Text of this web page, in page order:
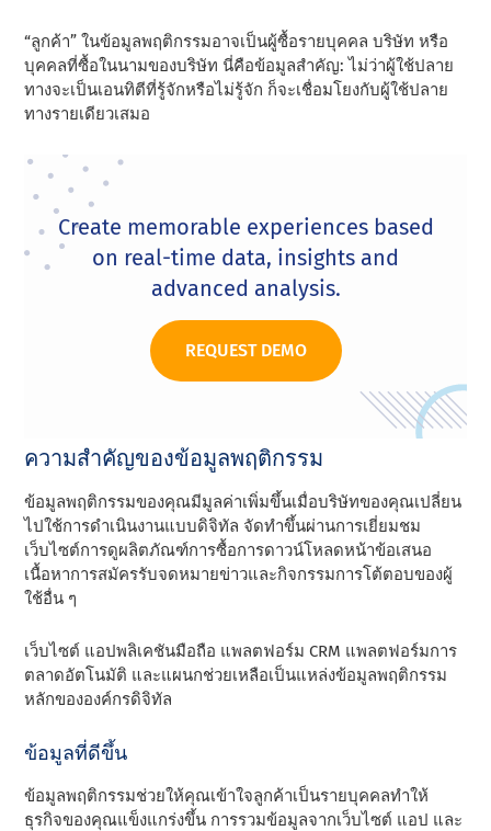
“ลูกค้า” ในข้อมูลพฤติกรรมอาจเป็นผู้ซื้อรายบุคคล บริษัท หรือ
บุคคลที่ซื้อในนามของบริษัท นี่คือข้อมูลสําคัญ: ไม่ว่าผู้ใช้ปลาย
ทางจะเป็นเอนทิตีที่รู้จักหรือไม่รู้จัก ก็จะเชื่อมโยงกับผู้ใช้ปลาย
ทางรายเดียวเสมอ
Create memorable experiences based
on real-time data, insights and
advanced analysis.
REQUEST DEMO
ความสําคัญของข้อมูลพฤติกรรม
ข้อมูลพฤติกรรมของคุณมีมูลค่าเพิ่มขึ้นเมื่อบริษัทของคุณเปลี่ยน
ไปใช้การดําเนินงานแบบดิจิทัล จัดทําขึ้นผ่านการเยี่ยมชม
เว็บไซต์การดูผลิตภัณฑ์การซื้อการดาวน์โหลดหน้าข้อเสนอ
เนื้อหาการสมัครรับจดหมายข่าวและกิจกรรมการโต้ตอบของผู้
ใช้อื่น ๆ
เว็บไซต์ แอปพลิเคชันมือถือ แพลตฟอร์ม CRM แพลตฟอร์มการ
ตลาดอัตโนมัติ และแผนกช่วยเหลือเป็นแหล่งข้อมูลพฤติกรรม
หลักขององค์กรดิจิทัล
ข้อมูลที่ดีขึ้น
ข้อมูลพฤติกรรมช่วยให้คุณเข้าใจลูกค้าเป็นรายบุคคลทําให้
ธุรกิจของคุณแข็งแกร่งขึ้น การรวมข้อมูลจากเว็บไซต์ แอป และ